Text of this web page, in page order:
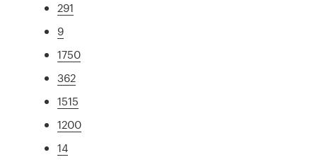
291
9
1750
362
1515
1200
14